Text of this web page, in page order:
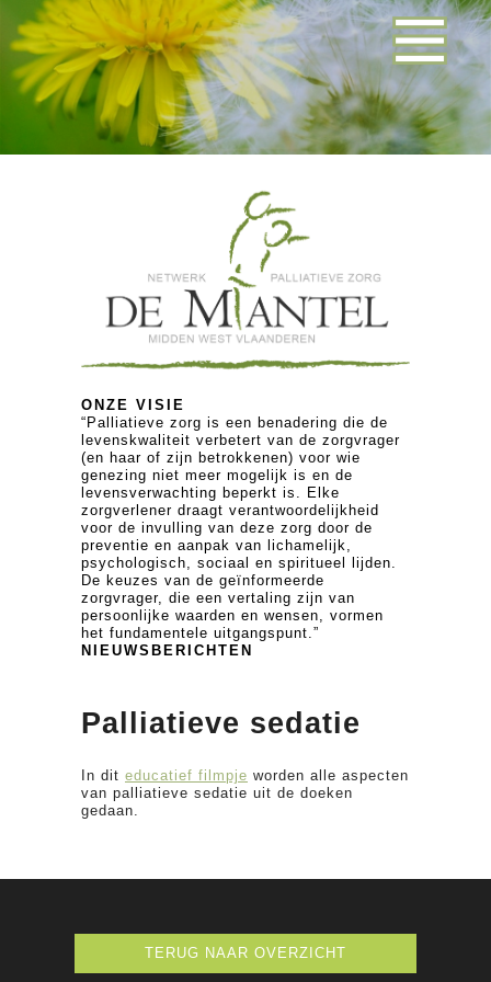
ONZE VISIE
“Palliatieve zorg is een benadering die de
levenskwaliteit verbetert van de zorgvrager
(en haar of zijn betrokkenen) voor wie
genezing niet meer mogelijk is en de
levensverwachting beperkt is. Elke
zorgverlener draagt verantwoordelijkheid
voor de invulling van deze zorg door de
preventie en aanpak van lichamelijk,
psychologisch, sociaal en spiritueel lijden.
De keuzes van de geïnformeerde
zorgvrager, die een vertaling zijn van
persoonlijke waarden en wensen, vormen
het fundamentele uitgangspunt.”
NIEUWSBERICHTEN
Palliatieve sedatie
In dit educatief filmpje worden alle aspecten
van palliatieve sedatie uit de doeken
gedaan.
TERUG NAAR OVERZICHT